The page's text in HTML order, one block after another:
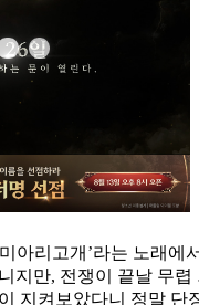
아리고개’라는 노래
지만, 전쟁이 끝날 무
지켜보았다니 정말